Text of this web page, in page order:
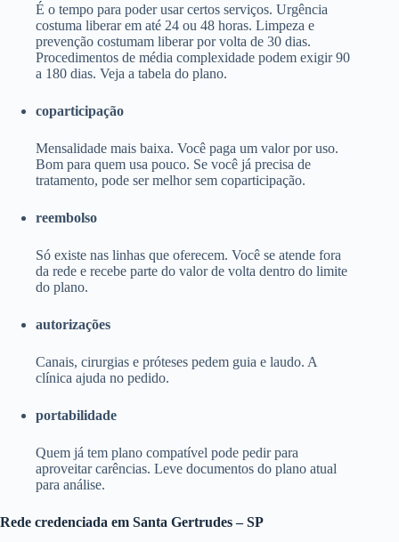
É o tempo para poder usar certos serviços. Urgência
costuma liberar em até 24 ou 48 horas. Limpeza e
prevenção costumam liberar por volta de 30 dias.
Procedimentos de média complexidade podem exigir 90
a 180 dias. Veja a tabela do plano.
coparticipação
Mensalidade mais baixa. Você paga um valor por uso.
Bom para quem usa pouco. Se você já precisa de
tratamento, pode ser melhor sem coparticipação.
reembolso
Só existe nas linhas que oferecem. Você se atende fora
da rede e recebe parte do valor de volta dentro do limite
do plano.
autorizações
Canais, cirurgias e próteses pedem guia e laudo. A
clínica ajuda no pedido.
portabilidade
Quem já tem plano compatível pode pedir para
aproveitar carências. Leve documentos do plano atual
para análise.
Rede credenciada em Santa Gertrudes – SP